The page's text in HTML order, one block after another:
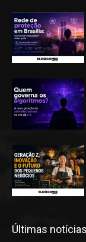
Últimas